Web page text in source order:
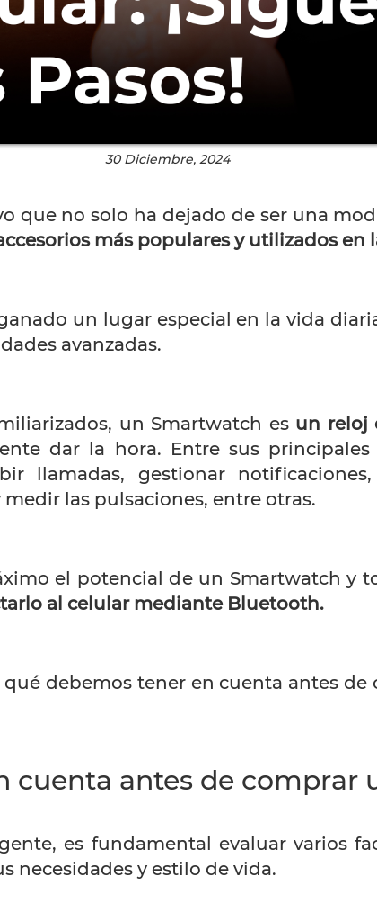
30 Diciembre, 2024
que no solo ha dejado de ser una
más populares y utilizados en
un lugar especial en la vida
avanzadas.
un Smartwatch es un reloj
dar la hora. Entre sus
llamadas, gestionar
las pulsaciones, entre otras.
el potencial de un Smartwatch y
al celular mediante Bluetooth.
debemos tener en cuenta antes
cuenta antes de comprar
es fundamental evaluar varios
necesidades y estilo de vida.